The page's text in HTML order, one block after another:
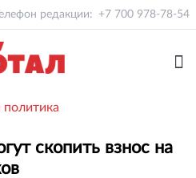
редакции: +7 700 978-78-54
политика
скопить взнос на